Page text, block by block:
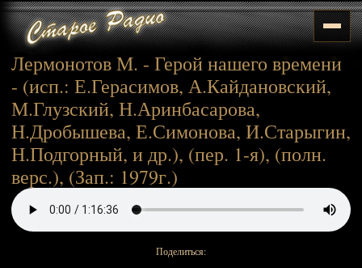
Лермонотов М. - Герой нашего времени
- (исп.: Е.Герасимов, А.Кайдановский,
М.Глузский, Н.Аринбасарова,
Н.Дробышева, Е.Симонова, И.Старыгин,
Н.Подгорный, и др.), (пер. 1-я), (полн.
верс.), (Зап.: 1979г.)
Поделиться: